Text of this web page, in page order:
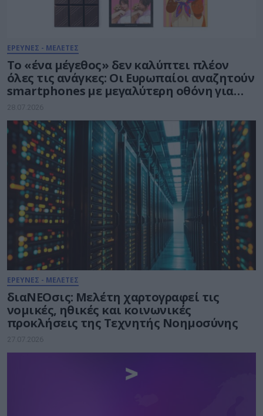
ΕΡΕΥΝΕΣ - ΜΕΛΕΤΕΣ
Το «ένα μέγεθος» δεν καλύπτει πλέον
όλες τις ανάγκες: Οι Ευρωπαίοι αναζητούν
smartphones με μεγαλύτερη οθόνη για
την ολοκλήρωση πολύπλοκων εργασιών
28.07.2026
ΕΡΕΥΝΕΣ - ΜΕΛΕΤΕΣ
διαΝΕΟσις: Μελέτη χαρτογραφεί τις
νομικές, ηθικές και κοινωνικές
προκλήσεις της Τεχνητής Νοημοσύνης
27.07.2026